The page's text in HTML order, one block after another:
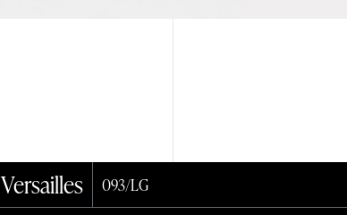
Versailles 093/LG